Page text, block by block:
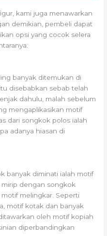
kami juga menawarkan
demikian, pembeli dapat
opsi yang cocok selera
banyak ditemukan di
disebabkan sebab telah
dahulu, malah sebelum
mengaplikasikan motif
dari songkok polos ialah
adanya hiasan di
banyak diminati ialah motif
dengan songkok
melingkar. Seperti
motif kotak dan banyak
oleh motif kopiah
diperbandingkan